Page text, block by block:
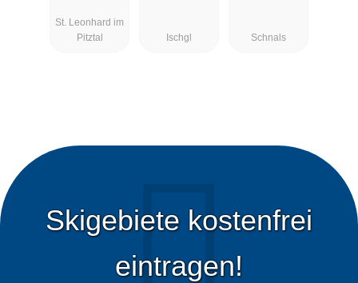
Rifflsee
St. Leonhard im
Pitztal
Samnaun
Ischgl Schnals
Skigebiete kostenfrei
eintragen!